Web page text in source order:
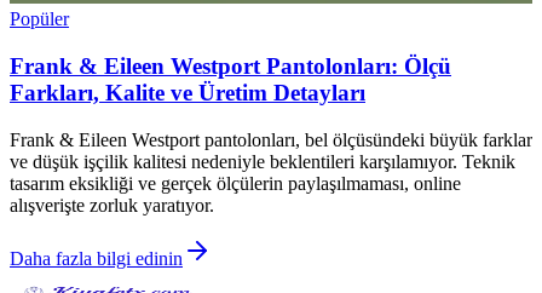
Popüler
Frank & Eileen Westport Pantolonları: Ölçü
Farkları, Kalite ve Üretim Detayları
Frank & Eileen Westport pantolonları, bel ölçüsündeki büyük farklar
ve düşük işçilik kalitesi nedeniyle beklentileri karşılamıyor. Teknik
tasarım eksikliği ve gerçek ölçülerin paylaşılmaması, online
alışverişte zorluk yaratıyor.
Daha fazla bilgi edinin